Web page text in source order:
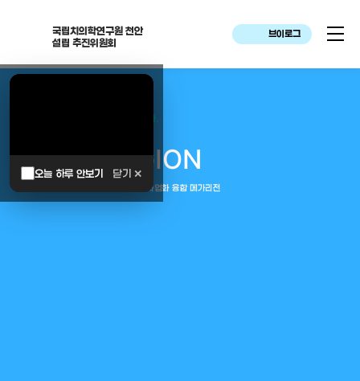
국립치의학연구원 천안
설립 추진위원회
브이로그
오늘 하루 안보기 닫기 ✕
대한민국은 두번이나 약속하였습니다.
MEGAREGION
중부권 전체를 잇는 연구–임상–평가–사업화 융합 메가리전